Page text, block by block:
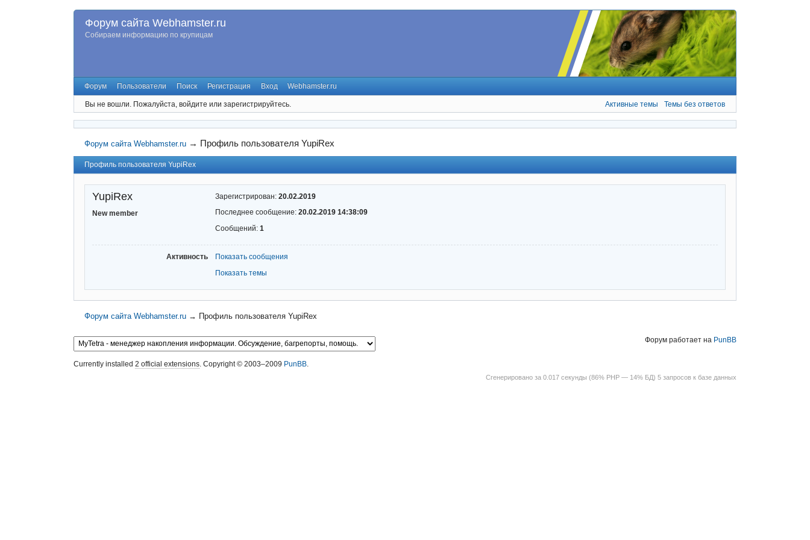
Форум сайта Webhamster.ru
Собираем информацию по крупицам
Форум Пользователи Поиск Регистрация Вход Webhamster.ru
Вы не вошли. Пожалуйста, войдите или зарегистрируйтесь. Активные темы Темы без ответов
Форум сайта Webhamster.ru → Профиль пользователя YupiRex
Профиль пользователя YupiRex
YupiRex
New member
Зарегистрирован: 20.02.2019
Последнее сообщение: 20.02.2019 14:38:09
Сообщений: 1
Активность
Показать сообщения
Показать темы
Форум сайта Webhamster.ru → Профиль пользователя YupiRex
Форум работает на PunBB
Currently installed 2 official extensions . Copyright © 2003–2009 PunBB
Сгенерировано за 0.017 секунды (86% PHP — 14% БД) 5 запросов к базе данных